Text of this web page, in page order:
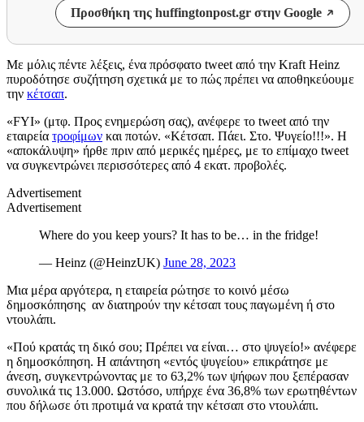
Προσθήκη της huffingtonpost.gr στην Google
Με μόλις πέντε λέξεις, ένα πρόσφατο tweet από την Kraft Heinz
πυροδότησε συζήτηση σχετικά με το πώς πρέπει να αποθηκεύουμε
την κέτσαπ.
«FYΙ» (μτφ. Προς ενημερώση σας), ανέφερε το tweet από την
εταιρεία τροφίμων και ποτών. «Κέτσαπ. Πάει. Στο. Ψυγείο!!!». Η
«αποκάλυψη» ήρθε πριν από μερικές ημέρες, με το επίμαχο tweet
να συγκεντρώνει περισσότερες από 4 εκατ. προβολές.
Advertisement
Advertisement
Where do you keep yours? It has to be… in the fridge!
— Heinz (@HeinzUK) June 28, 2023
Μια μέρα αργότερα, η εταιρεία ρώτησε το κοινό μέσω
δημοσκόπησης αν διατηρούν την κέτσαπ τους παγωμένη ή στο
ντουλάπι.
«Πού κρατάς τη δικό σου; Πρέπει να είναι… στο ψυγείο!» ανέφερε
η δημοσκόπηση. Η απάντηση «εντός ψυγείου» επικράτησε με
άνεση, συγκεντρώνοντας με το 63,2% των ψήφων που ξεπέρασαν
συνολικά τις 13.000. Ωστόσο, υπήρχε ένα 36,8% των ερωτηθέντων
που δήλωσε ότι προτιμά να κρατά την κέτσαπ στο ντουλάπι.